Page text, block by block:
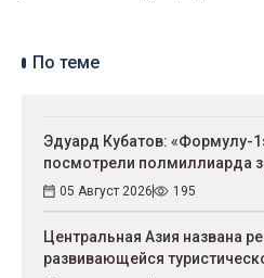
По теме
Эдуард Кубатов: «Формулу-
посмотрели полмиллиарда
05 Август 2026 195
Центральная Азия названа
развивающейся